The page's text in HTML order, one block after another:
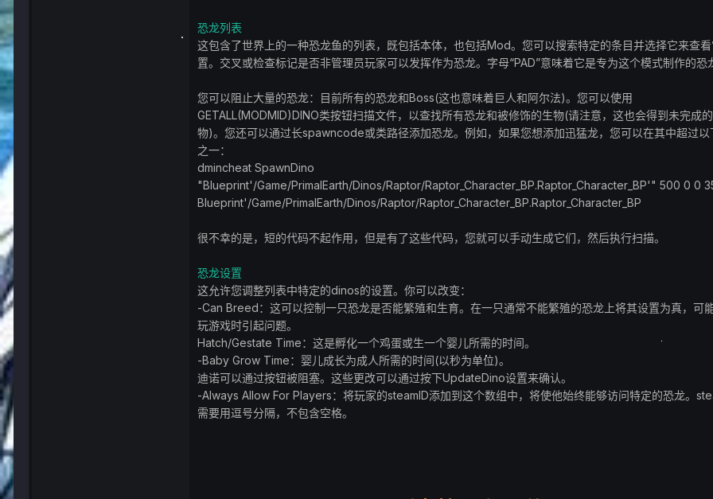
恐龙列表
这包含了世界上的一种恐龙鱼的列表，既包括本体，也包括Mod。您可以搜索特定的条目并选择它来查
置。交叉或检查标记是否非管理员玩家可以发挥作为恐龙。字母“PAD”意味着它是专为这个模式制作的恐
您可以阻止大量的恐龙：目前所有的恐龙和Boss(这也意味着巨人和阿尔法)。您可以使用
GETALL(MODMID)DINO类按钮扫描文件，以查找所有恐龙和被修饰的生物(请注意，这也会得到未完成
物)。您还可以通过长spawncode或类路径添加恐龙。例如，如果您想添加迅猛龙，您可以在其中超过以
之一：
dmincheat SpawnDino
"Blueprint'/Game/PrimalEarth/Dinos/Raptor/Raptor_Character_BP.Raptor_Character_BP'" 500 0 0
Blueprint'/Game/PrimalEarth/Dinos/Raptor/Raptor_Character_BP.Raptor_Character_BP
很不幸的是，短的代码不起作用，但是有了这些代码，您就可以手动生成它们，然后执行扫描。
恐龙设置
这允许您调整列表中特定的dinos的设置。你可以改变：
-Can Breed：这可以控制一只恐龙是否能繁殖和生育。在一只通常不能繁殖的恐龙上将其设置为真，可
玩游戏时引起问题。
Hatch/Gestate Time：这是孵化一个鸡蛋或生一个婴儿所需的时间。
-Baby Grow Time：婴儿成长为成人所需的时间(以秒为单位)。
迪诺可以通过按钮被阻塞。这些更改可以通过按下UpdateDino设置来确认。
-Always Allow For Players：将玩家的steamID添加到这个数组中，将使他始终能够访问特定的恐龙。
需要用逗号分隔，不包含空格。